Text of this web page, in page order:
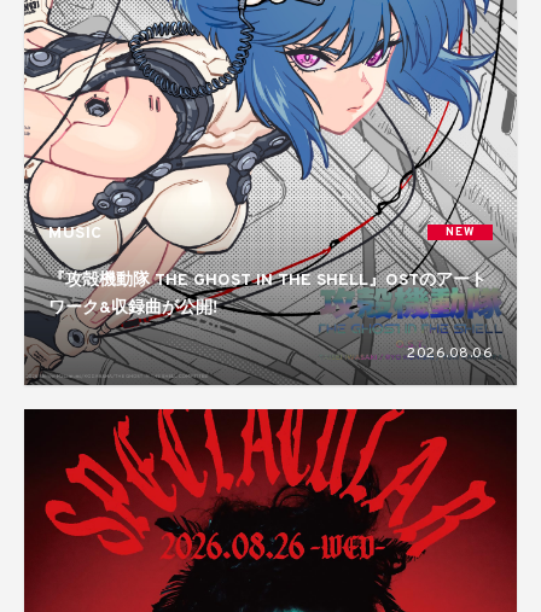
MUSIC NEW
『攻殻機動隊 THE GHOST IN THE SHELL』OSTのアート
ワーク&収録曲が公開!
2026.08.06